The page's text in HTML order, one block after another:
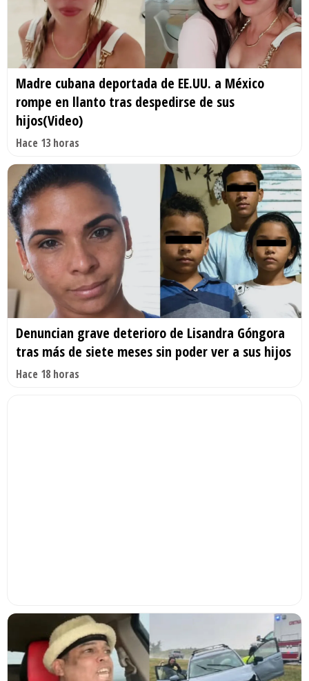
Madre cubana deportada de EE.UU. a México
rompe en llanto tras despedirse de sus
hijos(Video)
Hace 13 horas
Denuncian grave deterioro de Lisandra Góngora
tras más de siete meses sin poder ver a sus hijos
Hace 18 horas